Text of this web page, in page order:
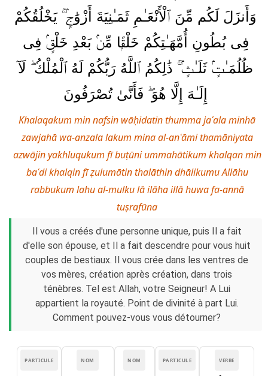
وَأَنزَلَ لَكُم مِّنَ ٱلْأَنْعَـٰمِ ثَمَـٰنِيَةَ أَزْوَٰجٍۢ ۚ يَخْلُقُكُمْ
فِى بُطُونِ أُمَّهَـٰتِكُمْ خَلْقًۭا مِّنۢ بَعْدِ خَلْقٍۢ فِى
ظُلُمَـٰتٍۢ ثَلَـٰثٍۢ ۚ ذَٰلِكُمُ ٱللَّهُ رَبُّكُمْ لَهُ ٱلْمُلْكُ ۖ لَآ
إِلَـٰهَ إِلَّا هُوَ ۖ فَأَنَّىٰ تُصْرَفُونَ
Khalaqakum min nafsin wāḥidatin thumma jaʿala minhā
zawjahā wa-anzala lakum mina al-anʿāmi thamāniyata
azwājin yakhluqukum fī buṭūni ummahātikum khalqan min
baʿdi khalqin fī ẓulumātin thalāthin dhālikumu Allāhu
rabbukum lahu al-mulku lā ilāha illā huwa fa-annā
tuṣrafūna
Il vous a créés d'une personne unique, puis Il a fait
d'elle son épouse, et Il a fait descendre pour vous huit
couples de bestiaux. Il vous crée dans les ventres de
vos mères, création après création, dans trois
ténèbres. Tel est Allah, votre Seigneur! A Lui
appartient la royauté. Point de divinité à part Lui.
Comment pouvez-vous vous détourner?
VERBE
PARTICULE
NOM
NOM
PARTICULE